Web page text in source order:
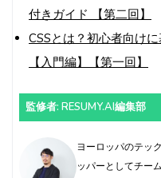
付きガイド 【第二回】
CSSとは？初心者向け
【入門編】【第一回】
監修者: RESUMY.AI編集部
ヨーロッパのテッ
ッパーとしてチー